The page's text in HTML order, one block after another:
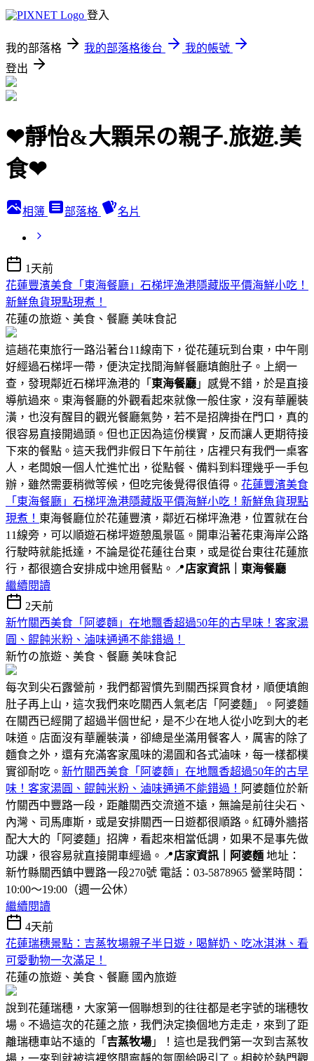
登入
我的部落格 我的部落格後台
我的帳號
登出
❤靜怡&大顆呆の親子.旅遊.美
食❤
相簿 部落格 名片
1天前
花蓮豐濱美食「東海餐廳」石梯坪漁港隱藏版平價海鮮小吃！
新鮮魚貨現點現煮！
花蓮の旅遊、美食、餐廳 美味食記
這趟花東旅行一路沿著台11線南下，從花蓮玩到台東，中午剛
好經過石梯坪一帶，便決定找間海鮮餐廳填飽肚子。上網一
查，發現鄰近石梯坪漁港的「 東海餐廳 」感覺不錯，於是直接
導航過來。東海餐廳的外觀看起來就像一般住家，沒有華麗裝
潢，也沒有醒目的觀光餐廳氣勢，若不是招牌掛在門口，真的
很容易直接開過頭。但也正因為這份樸實，反而讓人更期待接
下來的餐點。這天我們非假日下午前往，店裡只有我們一桌客
人，老闆娘一個人忙進忙出，從點餐、備料到料理幾乎一手包
辦，雖然需要稍微等候，但吃完後覺得很值得。 花蓮豐濱美食
「東海餐廳」石梯坪漁港隱藏版平價海鮮小吃！新鮮魚貨現點
現煮！ 東海餐廳位於花蓮豐濱，鄰近石梯坪漁港，位置就在台
11線旁，可以順遊石梯坪遊憩風景區。開車沿著花東海岸公路
行駛時就能抵達，不論是從花蓮往台東，或是從台東往花蓮旅
行，都很適合安排成中途用餐點。📍店家資訊｜東海餐廳
繼續閱讀
2天前
新竹關西美食「阿婆麵」在地飄香超過50年的古早味！客家湯
圓、餛飩米粉、滷味通通不能錯過！
新竹の旅遊、美食、餐廳 美味食記
每次到尖石露營前，我們都習慣先到關西採買食材，順便填飽
肚子再上山，這次我們來吃關西人氣老店「阿婆麵」。阿婆麵
在關西已經開了超過半個世紀，是不少在地人從小吃到大的老
味道。店面沒有華麗裝潢，卻總是坐滿用餐客人，厲害的除了
麵食之外，還有充滿客家風味的湯圓和各式滷味，每一樣都樸
實卻耐吃。 新竹關西美食「阿婆麵」在地飄香超過50年的古早
味！客家湯圓、餛飩米粉、滷味通通不能錯過！ 阿婆麵位於新
竹關西中豐路一段，距離關西交流道不遠，無論是前往尖石、
內灣、司馬庫斯，或是安排關西一日遊都很順路。紅磚外牆搭
配大大的「阿婆麵」招牌，看起來相當低調，如果不是事先做
功課，很容易就直接開車經過。📍店家資訊｜阿婆麵 地址：
新竹縣關西鎮中豐路一段270號 電話：03-5878965 營業時間：
10:00～19:00（週一公休）
繼續閱讀
4天前
花蓮瑞穗景點：吉蒸牧場親子半日遊，喝鮮奶、吃冰淇淋、看
可愛動物一次滿足！
花蓮の旅遊、美食、餐廳 國內旅遊
說到花蓮瑞穗，大家第一個聯想到的往往都是老字號的瑞穗牧
場。不過這次的花蓮之旅，我們決定換個地方走走，來到了距
離瑞穗車站不遠的「 吉蒸牧場 」！這也是我們第一次到吉蒸牧
場，一來到就被這裡悠閒寧靜的氛圍給吸引了。相較於熱門觀